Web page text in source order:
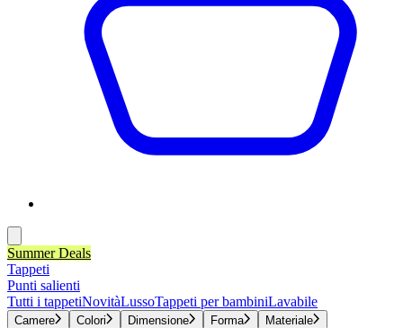
Summer Deals
Tappeti
Punti salienti
Tutti i tappetiNovitàLussoTappeti per bambiniLavabile
Camere Colori Dimensione Forma
Materiale